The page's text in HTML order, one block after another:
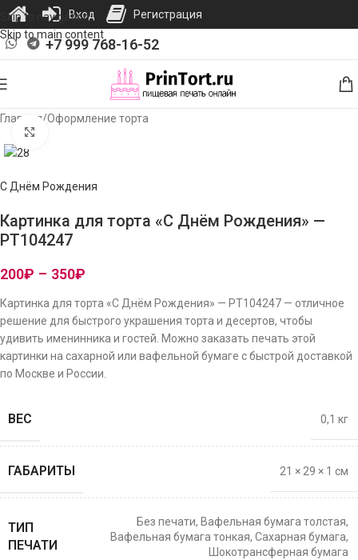
Skip to navigation
Skip to main content
+7 999 768-16-52
Главная/Оформление торта
С Днём Рождения
Картинка для торта «С Днём Рождения» —
PT104247
200₽ – 350₽
Картинка для торта «С Днём Рождения» — PT104247 — отличное
решение для быстрого украшения торта и десертов, чтобы
удивить именинника и гостей. Можно заказать печать этой
картинки на сахарной или вафельной бумаге с быстрой доставкой
по Москве и России.
ВЕС 0,1 кг
ГАБАРИТЫ 21 × 29 × 1 см
ТИП
ПЕЧАТИ
Без печати, Вафельная бумага толстая,
Вафельная бумага тонкая, Сахарная бумага,
Шокотрансферная бумага
Вход Регистрация